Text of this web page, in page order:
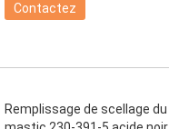
Contactez
Remplissage de scellage du